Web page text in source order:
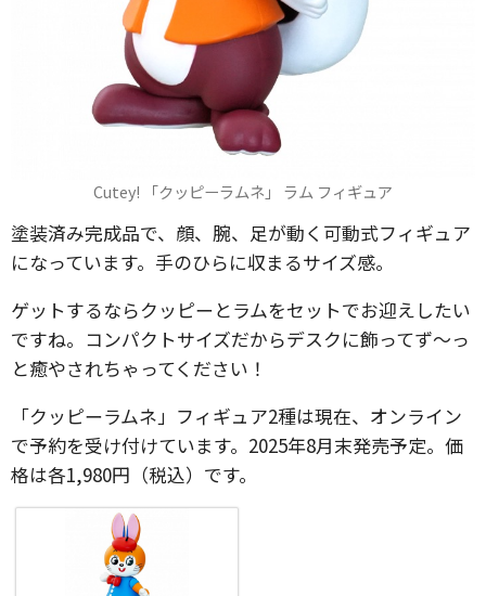
Cutey! 「クッピーラムネ」 ラム フィギュア
塗装済み完成品で、顔、腕、足が動く可動式フィギュア
になっています。手のひらに収まるサイズ感。
ゲットするならクッピーとラムをセットでお迎えしたい
ですね。コンパクトサイズだからデスクに飾ってず〜っ
と癒やされちゃってください！
「クッピーラムネ」フィギュア2種は現在、オンライン
で予約を受け付けています。2025年8月末発売予定。価
格は各1,980円（税込）です。